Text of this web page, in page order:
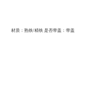
材质：熟铁/精铁 是否带盖：带盖